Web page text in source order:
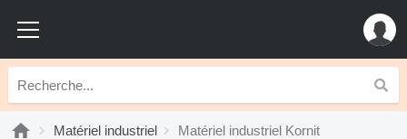
Matériel industriel Matériel industriel Kornit